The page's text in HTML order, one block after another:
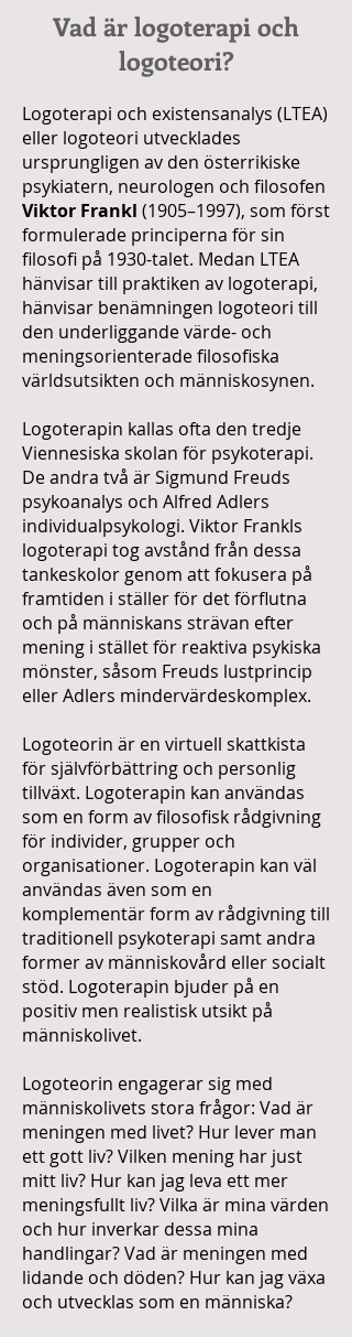
Vad är logoterapi och
logoteori?
Logoterapi och existensanalys (LTEA)
eller logoteori utvecklades
ursprungligen av den österrikiske
psykiatern, neurologen och filosofen
Viktor Frankl (1905–1997), som först
formulerade principerna för sin
filosofi på 1930-talet. Medan LTEA
hänvisar till praktiken av logoterapi,
hänvisar benämningen logoteori till
den underliggande värde- och
meningsorienterade filosofiska
världsutsikten och människosynen.
Logoterapin kallas ofta den tredje
Viennesiska skolan för psykoterapi.
De andra två är Sigmund Freuds
psykoanalys och Alfred Adlers
individualpsykologi. Viktor Frankls
logoterapi tog avstånd från dessa
tankeskolor genom att fokusera på
framtiden i ställer för det förflutna
och på människans strävan efter
mening i stället för reaktiva psykiska
mönster, såsom Freuds lustprincip
eller Adlers mindervärdeskomplex.
Logoteorin är en virtuell skattkista
för självförbättring och personlig
tillväxt. Logoterapin kan användas
som en form av filosofisk rådgivning
för individer, grupper och
organisationer. Logoterapin kan väl
användas även som en
komplementär form av rådgivning till
traditionell psykoterapi samt andra
former av människovård eller socialt
stöd. Logoterapin bjuder på en
positiv men realistisk utsikt på
människolivet.
Logoteorin engagerar sig med
människolivets stora frågor: Vad är
meningen med livet? Hur lever man
ett gott liv? Vilken mening har just
mitt liv? Hur kan jag leva ett mer
meningsfullt liv? Vilka är mina värden
och hur inverkar dessa mina
handlingar? Vad är meningen med
lidande och döden? Hur kan jag växa
och utvecklas som en människa?